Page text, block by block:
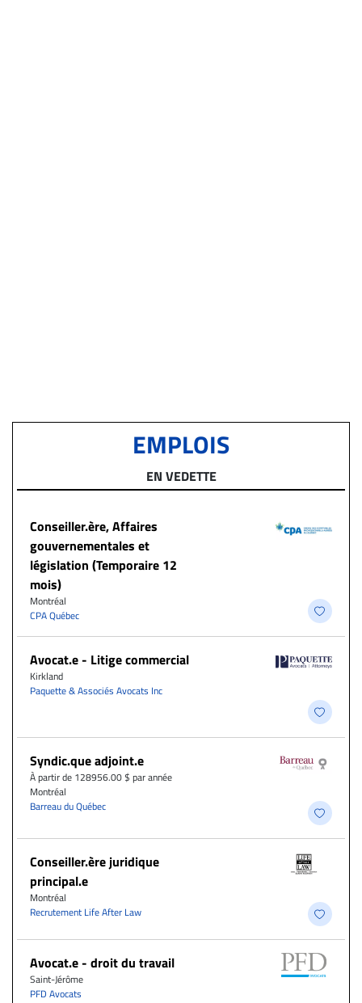
EMPLOIS
EN VEDETTE
Conseiller.ère, Affaires
gouvernementales et
législation (Temporaire 12
mois)
Montréal
CPA Québec
Avocat.e - Litige commercial
Kirkland
Paquette & Associés Avocats Inc
Syndic.que adjoint.e
À partir de 128956.00 $ par année
Montréal
Barreau du Québec
Conseiller.ère juridique
principal.e
Montréal
Recrutement Life After Law
Avocat.e - droit du travail
Saint-Jérôme
PFD Avocats